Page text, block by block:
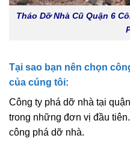
Tháo Dỡ Nhà Cũ Quận 6
Tại sao bạn nên chọn
của cúng tôi:
Công ty phá dỡ nhà tại
trong những đơn vị đầu
công phá dỡ nhà.